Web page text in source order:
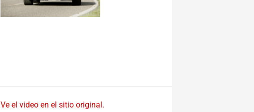
Ve el video en el sitio original.